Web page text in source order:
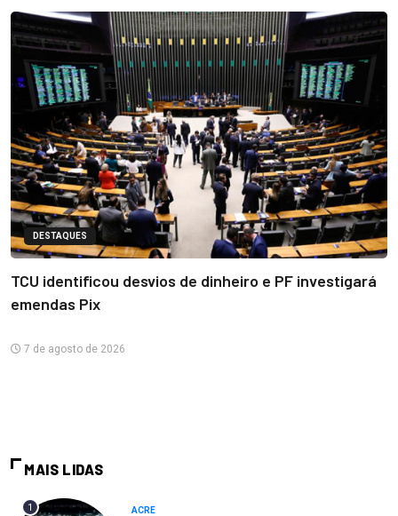
DESTAQUES
TCU identificou desvios de dinheiro e PF investigará
emendas Pix
7 de agosto de 2026
MAIS LIDAS
1 ACRE